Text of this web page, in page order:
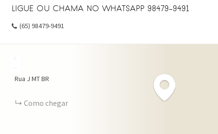
LIGUE OU CHAMA NO WHATSAPP 98479-9491
(65) 98479-9491
Rua J MTBR
Como chegar